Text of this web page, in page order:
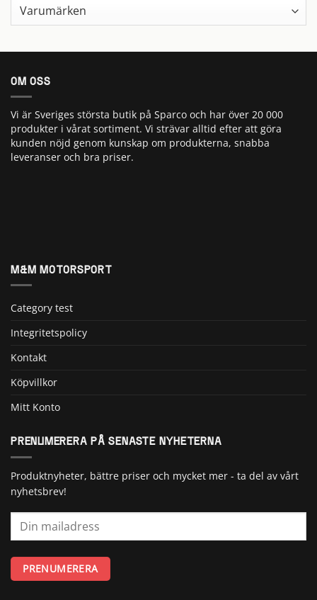
OM OSS
Vi är Sveriges största butik på Sparco och har över 20 000
produkter i vårat sortiment. Vi strävar alltid efter att göra
kunden nöjd genom kunskap om produkterna, snabba
leveranser och bra priser.
M&M MOTORSPORT
Category test
Integritetspolicy
Kontakt
Köpvillkor
Mitt Konto
PRENUMERERA PÅ SENASTE NYHETERNA
Produktnyheter, bättre priser och mycket mer - ta del av vårt
nyhetsbrev!